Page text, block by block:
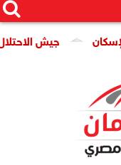
جيش الاحتلال: مقتل جنديين